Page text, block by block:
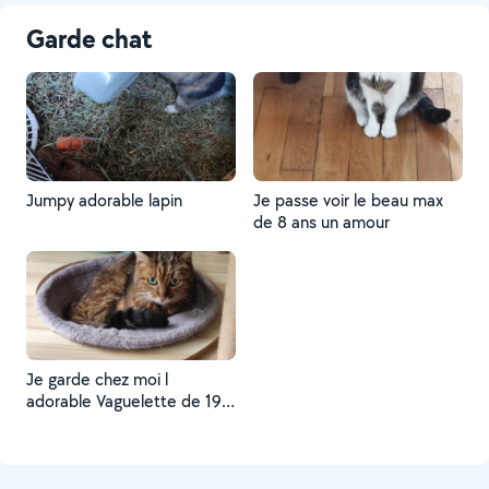
Garde chat
Jumpy adorable lapin
Je passe voir le beau max
de 8 ans un amour
Je garde chez moi l
adorable Vaguelette de 19